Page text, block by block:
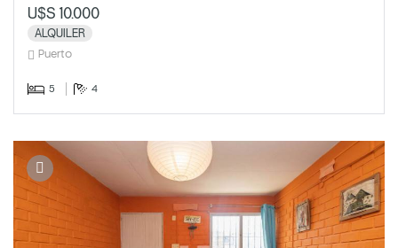
U$S 10.000
ALQUILER
Puerto
5 4